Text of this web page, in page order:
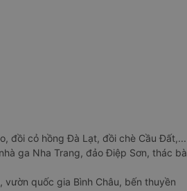
đồi cỏ hồng Đà Lạt, đồi chè Cầu Đất,...
ga Nha Trang, đảo Điệp Sơn, thác bà
vườn quốc gia Bình Châu, bến thuyền